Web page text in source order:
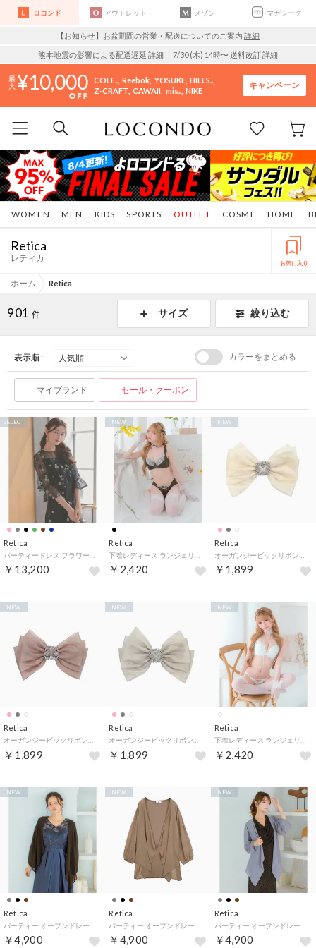
ロコンド アウトレット メゾン マガシーク
【お知らせ】お盆期間の営業・配送についてのご案内 詳細
熊本地震の影響による配送遅延 詳細 ｜7/30 (木) 14時〜 送料改訂詳細
10,000 COLE.. Reebok YOSUKE HILLS..
Z-CRAFT CAWAII mis.. NIKE
キャンペーン
WOMEN MEN KIDS SPORTS COSME HOME
OUTLET
Retica
レティカ お気に入り
ホーム Retica
901 件 サイズ 絞り込む
表示順 : カラーをまとめる
マイブランド セール・クーポン
Retica
￥13,200
SELECT
Retica
￥2,420
NEW
Retica
￥1,899
NEW
Retica
￥1,899
NEW
Retica
￥1,899
NEW
Retica
￥2,420
NEW
Retica
￥4,900
NEW
Retica
￥4,900
NEW
Retica
￥4,900
NEW